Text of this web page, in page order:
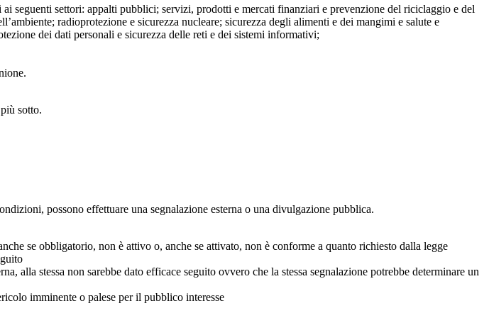
seguenti settori: appalti pubblici; servizi, prodotti e mercati finanziari e prevenzione del riciclaggio e del
radioprotezione e sicurezza nucleare; sicurezza degli alimenti e dei mangimi e salute e
dei dati personali e sicurezza delle reti e dei sistemi informativi;
sotto.
possono effettuare una segnalazione esterna o una divulgazione pubblica.
se obbligatorio, non è attivo o, anche se attivato, non è conforme a quanto richiesto dalla legge
alla stessa non sarebbe dato efficace seguito ovvero che la stessa segnalazione potrebbe determinare un
imminente o palese per il pubblico interesse